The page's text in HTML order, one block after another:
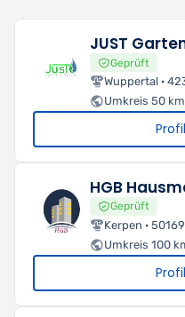
JUST
Geprüft
Wuppertal ·
Umkreis 50 km
Geprüft
Kerpen · 50169
Umkreis 100